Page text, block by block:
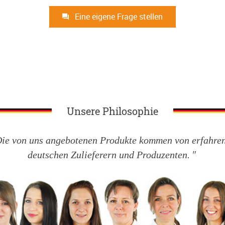
Eine eigene Frage stellen
Unsere Philosophie
von uns angebotenen Produkte kommen von
deutschen Zulieferern und Produzenten.